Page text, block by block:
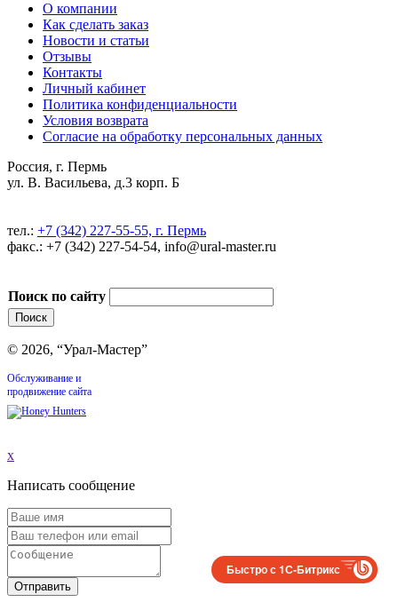
О компании
Как сделать заказ
Новости и статьи
Отзывы
Контакты
Личный кабинет
Политика конфиденциальности
Условия возврата
Согласие на обработку персональных данных
Россия, г. Пермь
ул. В. Васильева, д.3 корп. Б
тел.: +7 (342) 227-55-55, г. Пермь
факс.: +7 (342) 227-54-54, info@ural-master.ru
Поиск по сайту
© 2026, “Урал-Мастер”
Обслуживание и
продвижение сайта
x
Написать сообщение
Отправить
Быстро с 1С-Битрикс